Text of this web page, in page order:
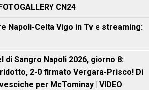
CN24
Napoli-Celta Vigo in Tv e streaming:
di Sangro Napoli 2026, giorno 8:
2-0 firmato Vergara-Prisco! Di
per McTominay | VIDEO